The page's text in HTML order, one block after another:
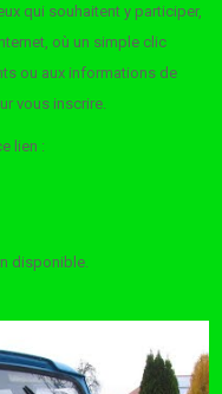
qui souhaitent y participer,
où un simple clic
ou aux informations de
vous inscrire.
lien :
disponible.